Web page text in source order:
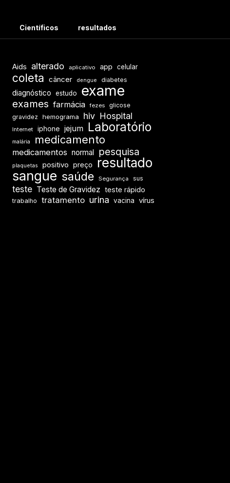
Científicos resultados
Aids alterado aplicativo app celular
coleta câncer dengue diabetes
diagnóstico estudo exame
exames farmácia fezes
glicose
gravidez
hemograma hiv Hospital
Internet iphone jejum Laboratório
malária medicamento
medicamentos normal pesquisa
plaquetas positivo preço resultado
sangue saúde Segurança sus
teste Teste de Gravidez teste rápido
trabalho tratamento urina vacina vírus